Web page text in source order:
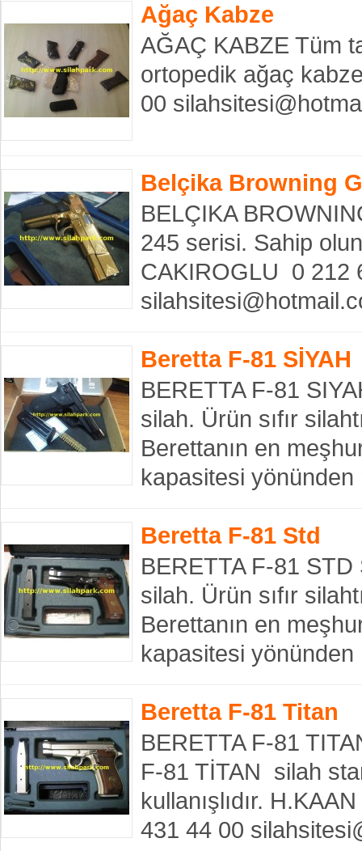
Ağaç Kabze
AĞAÇ KABZE Tüm
ortopedik ağaç
00
Belçika Browning
BELÇIKA
245 serisi. Sahip
CAKIROGLU 0 212
Beretta F-81 SİYAH
BERETTA F-81
silah. Ürün sıfır
Berettanın en
kapasitesi yönünden
Beretta F-81 Std
BERETTA F-81
silah. Ürün sıfır
Berettanın en
kapasitesi yönünden
Beretta F-81 Titan
BERETTA F-81
F-81 TİTAN silah
kullanışlıdır.
431 44 00